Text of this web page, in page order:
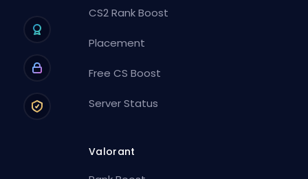
CS2 Rank Boost
Placement
Free CS Boost
Server Status
Valorant